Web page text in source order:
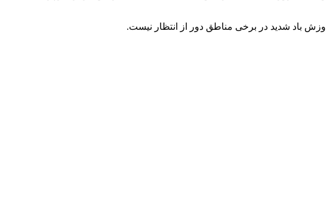
باد شدید در برخی مناطق دور از انتظار نیست.